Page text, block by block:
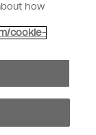
を禁じます。
how
cookie-